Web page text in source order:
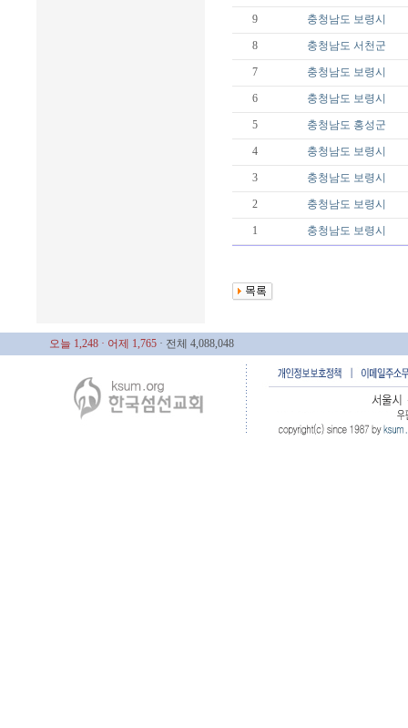
9 충청남도 보령시
8 충청남도 서천군
7 충청남도 보령시
6 충청남도 보령시
5 충청남도 홍성군
4 충청남도 보령시
3 충청남도 보령시
2 충청남도 보령시
1 충청남도 보령시
오늘 1,248 · 어제 1,765 · 전체 4,088,048